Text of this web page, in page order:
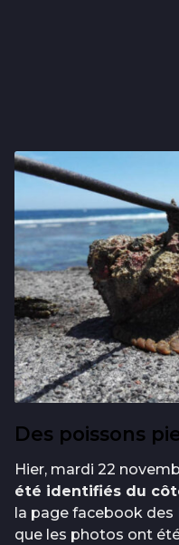
Des poissons
Hier, mardi 22
été identifiés du
la page facebook des
que les photos ont